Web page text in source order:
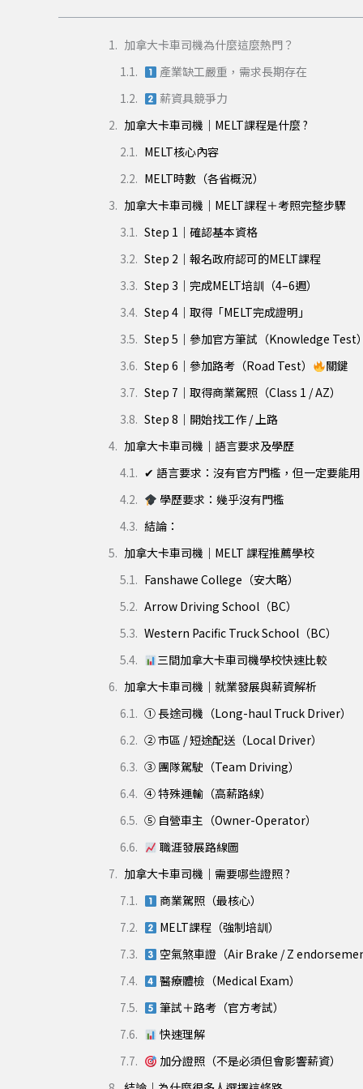
加拿大卡車司機為什麼這麼熱門？
產業缺工嚴重，需求長期存在
薪資具競爭力
加拿大卡車司機｜MELT課程是什麼 ?
MELT核心內容
MELT時數（各省概況）
加拿大卡車司機｜MELT課程＋考照完整步驟
Step 1｜確認基本資格
Step 2｜報名政府認可的MELT課程
Step 3｜完成MELT培訓（4–6週）
Step 4｜取得「MELT完成證明」
Step 5｜參加官方筆試（Knowledge Test
Step 6｜參加路考（Road Test）
關鍵
Step 7｜取得商業駕照（Class 1 / AZ）
Step 8｜開始找工作 / 上路
加拿大卡車司機｜語言要求及學歷
✔ 語言要求：沒有官方門檻，但一定要能用
學歷要求：幾乎沒有門檻
結論：
加拿大卡車司機｜MELT 課程推薦學校
Fanshawe College（安大略）
Arrow Driving School（BC）
Western Pacific Truck School（BC）
三間加拿大卡車司機學校快速比較
加拿大卡車司機｜就業發展與薪資解析
① 長途司機（Long-haul Truck Driver）
② 市區 / 短途配送（Local Driver）
③ 團隊駕駛（Team Driving）
④ 特殊運輸（高薪路線）
⑤ 自營車主（Owner-Operator）
職涯發展路線圖
加拿大卡車司機｜需要哪些證照 ?
商業駕照（最核心）
MELT課程（強制培訓）
空氣煞車證（Air Brake / Z
醫療體檢（Medical Exam）
筆試＋路考（官方考試）
快速理解
加分證照（不是必須但會影響薪資）